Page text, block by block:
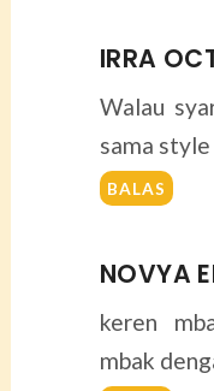
IRRA
Walau
sama style
BALAS
NOVYA
keren
mbak